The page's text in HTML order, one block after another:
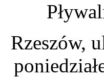
Rzeszów,